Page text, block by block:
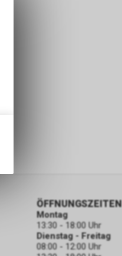
ÖFFNUNGSZEITEN
Montag
13:30 - 18:00 Uhr
Dienstag - Freitag
08:00 - 12:00 Uhr